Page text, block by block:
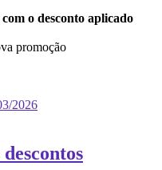
o desconto aplicado
promoção
2026